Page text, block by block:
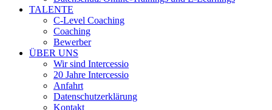
TALENTE
C-Level Coaching
Coaching
Bewerber
ÜBER UNS
Wir sind Intercessio
20 Jahre Intercessio
Anfahrt
Datenschutzerklärung
Kontakt